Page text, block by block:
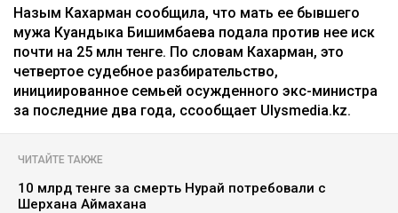
Назым Кахарман сообщила, что мать ее бывшего
мужа Куандыка Бишимбаева подала против нее иск
почти на 25 млн тенге. По словам Кахарман, это
четвертое судебное разбирательство,
инициированное семьей осужденного экс-министра
за последние два года, ссообщает Ulysmedia.kz.
ЧИТАЙТЕ ТАКЖЕ
10 млрд тенге за смерть Нурай потребовали с
Шерхана Аймахана